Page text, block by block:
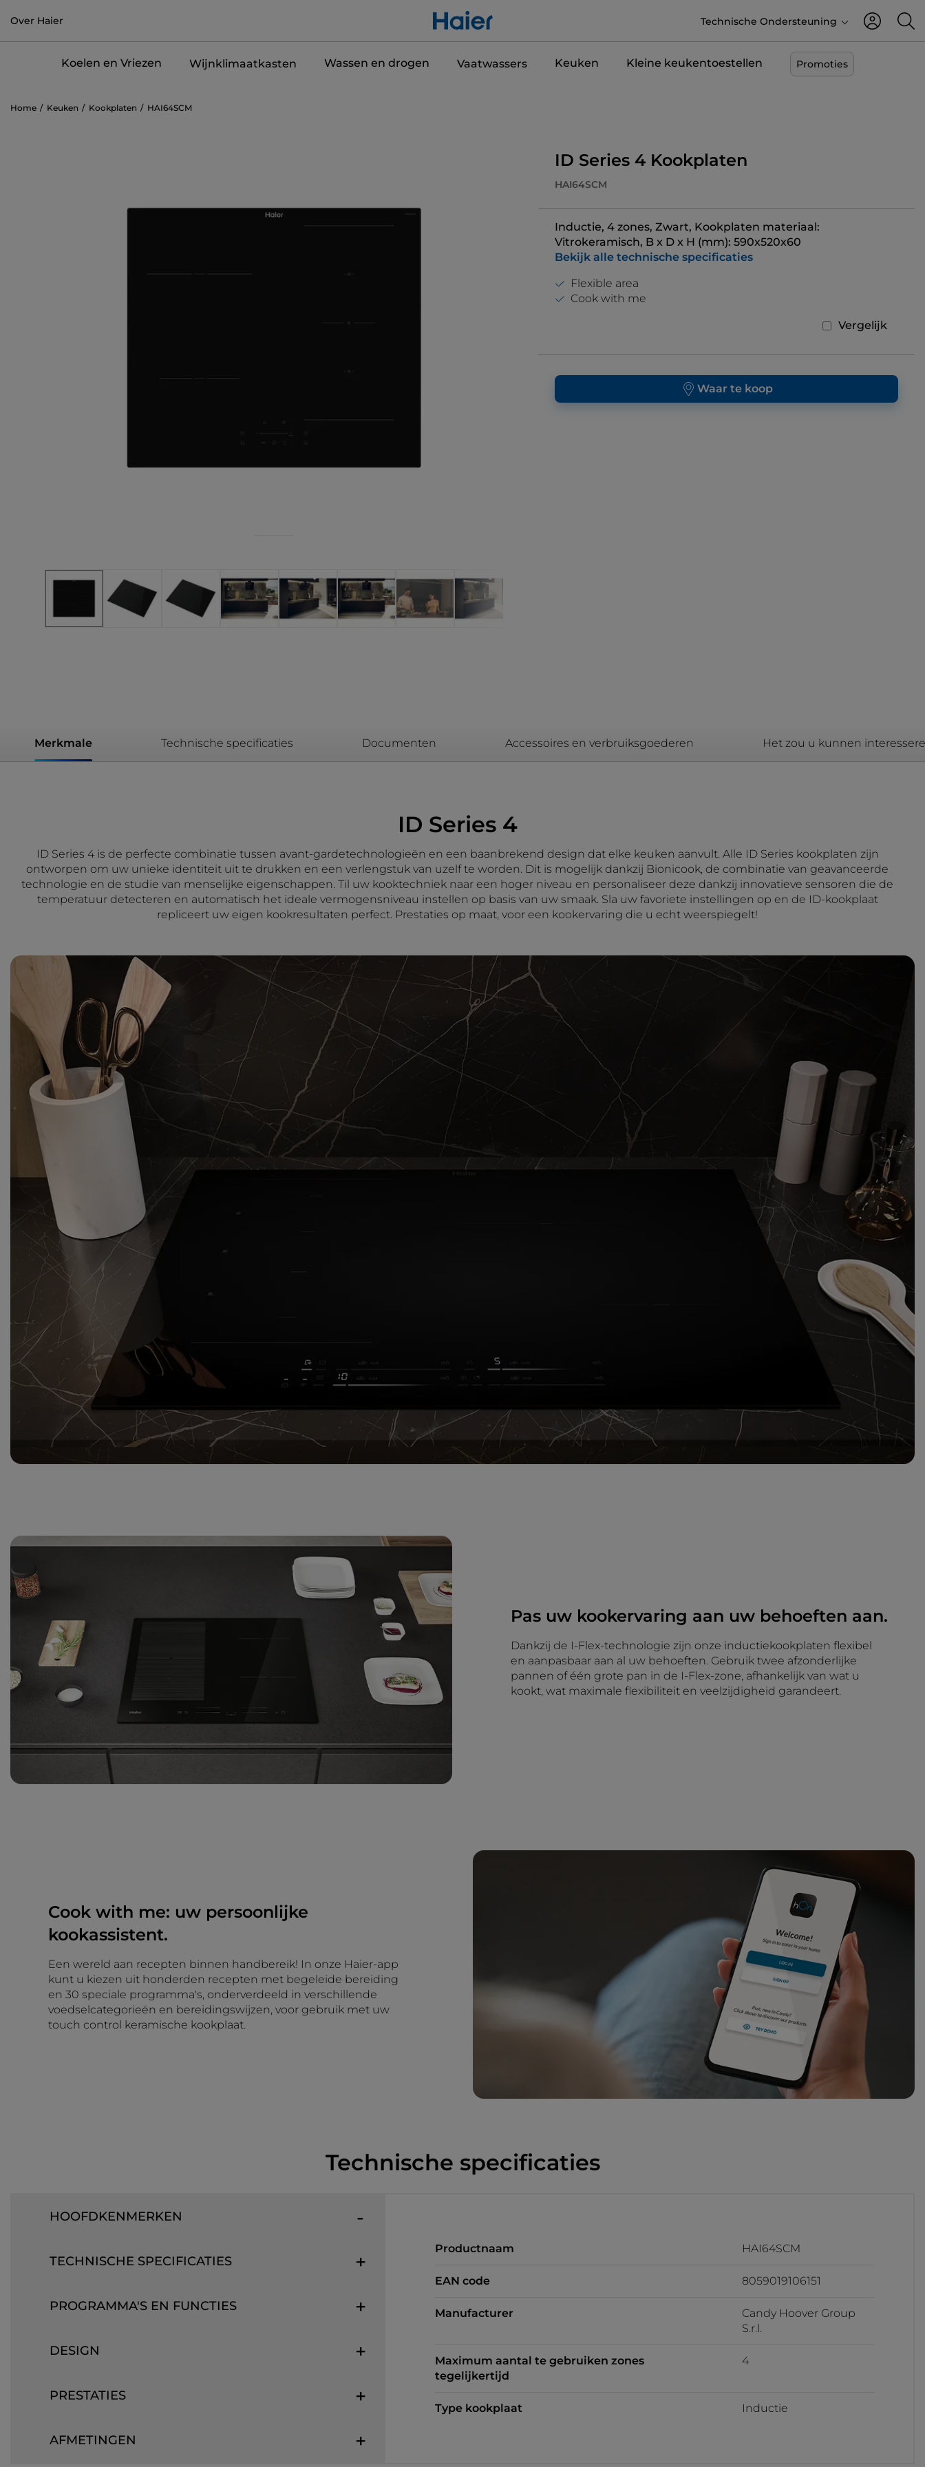
Over Haier Technische Ondersteuning
Koelen en Vriezen Wijnklimaatkasten Wassen en drogen Vaatwassers Keuken Kleine keukentoestellen Promoties
Home Keuken Kookplaten HAI64SCM
ID Series 4 Kookplaten
HAI64SCM
Inductie, 4 zones, Zwart, Kookplaten materiaal:
Vitrokeramisch, B x D x H (mm): 590x520x60
Bekijk alle technische specificaties
Vergelijk
Flexible area
Cook with me
Waar te koop
Merkmale Technische specificaties Documenten Accessoires en verbruiksgoederen Het zou u kunnen
ID Series 4
ID Series 4 is de perfecte combinatie tussen avant-gardetechnologieën en een baanbrekend design dat elke keuken aanvult. Alle ID Series kookplaten zijn
ontworpen om uw unieke identiteit uit te drukken en een verlengstuk van uzelf te worden. Dit is mogelijk dankzij Bionicook, de combinatie van geavanceerde
technologie en de studie van menselijke eigenschappen. Til uw kooktechniek naar een hoger niveau en personaliseer deze dankzij innovatieve sensoren die de
temperatuur detecteren en automatisch het ideale vermogensniveau instellen op basis van uw smaak. Sla uw favoriete instellingen op en de ID-kookplaat
repliceert uw eigen kookresultaten perfect. Prestaties op maat, voor een kookervaring die u echt weerspiegelt!
Pas uw kookervaring aan uw behoeften aan.
Dankzij de I-Flex-technologie zijn onze inductiekookplaten flexibel
en aanpasbaar aan al uw behoeften. Gebruik twee afzonderlijke
pannen of één grote pan in de I-Flex-zone, afhankelijk van wat u
kookt, wat maximale flexibiliteit en veelzijdigheid garandeert.
Cook with me: uw persoonlijke
kookassistent.
Een wereld aan recepten binnen handbereik! In onze Haier-app
kunt u kiezen uit honderden recepten met begeleide bereiding
en 30 speciale programma's, onderverdeeld in verschillende
voedselcategorieën en bereidingswijzen, voor gebruik met uw
touch control keramische kookplaat.
Technische specificaties
HOOFDKENMERKEN
TECHNISCHE SPECIFICATIES
PROGRAMMA'S EN FUNCTIES
DESIGN
PRESTATIES
AFMETINGEN
Productnaam HAI64SCM
EAN code 8059019106151
Manufacturer
Candy Hoover Group
S.r.l.
Maximum aantal te gebruiken zones
tegelijkertijd
4
Type kookplaat Inductie